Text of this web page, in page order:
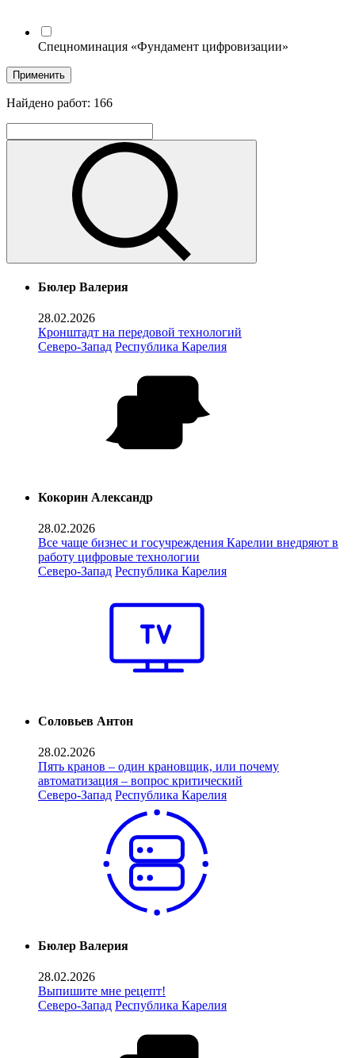
Спецноминация «Фундамент цифровизации»
Применить
Найдено работ: 166
Бюлер Валерия
28.02.2026
Кронштадт на передовой технологий
Северо-Запад Республика Карелия
Кокорин Александр
28.02.2026
Все чаще бизнес и госучреждения Карелии внедряют в
работу цифровые технологии
Северо-Запад Республика Карелия
Соловьев Антон
28.02.2026
Пять кранов – один крановщик, или почему
автоматизация – вопрос критический
Северо-Запад Республика Карелия
Бюлер Валерия
28.02.2026
Выпишите мне рецепт!
Северо-Запад Республика Карелия